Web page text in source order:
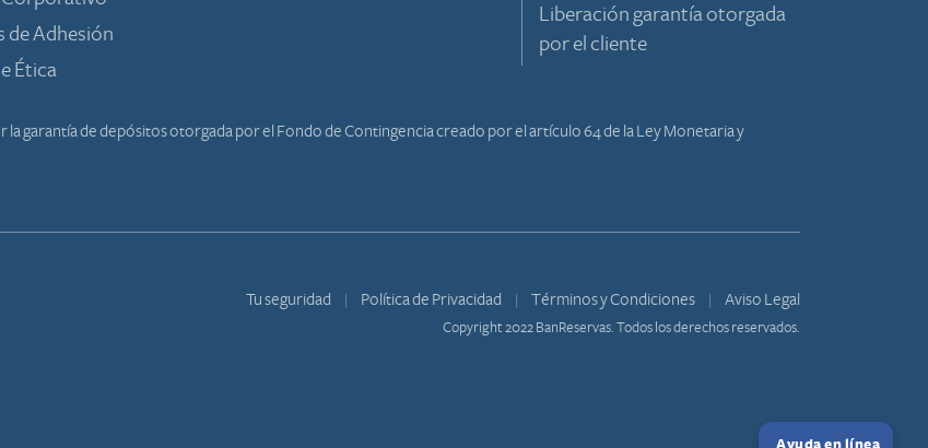
Adhesión
Ética
Liberación garantía otorgada
por el cliente
garantía de depósitos otorgada por el Fondo de Contingencia creado por el artículo 64 de la Ley Monetaria y
Tu seguridad Política de Privacidad Términos y Condiciones Aviso Legal
Copyright 2022 BanReservas. Todos los derechos reservados.